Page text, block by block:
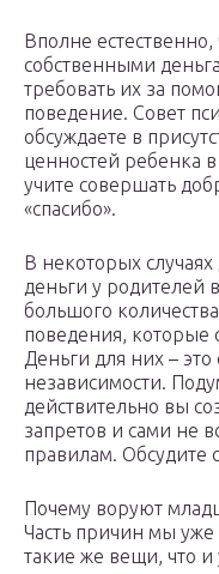
Вполне естественно,
собственными
требовать их за
поведение. Совет
обсуждаете в
ценностей ребенка
учите совершать
«спасибо».
В некоторых
деньги у родителей
большого
поведения, которые
Деньги для них –
независимости.
действительно вы
запретов и сами не
правилам. Обсудите
Почему воруют
Часть причин мы
такие же вещи, что и